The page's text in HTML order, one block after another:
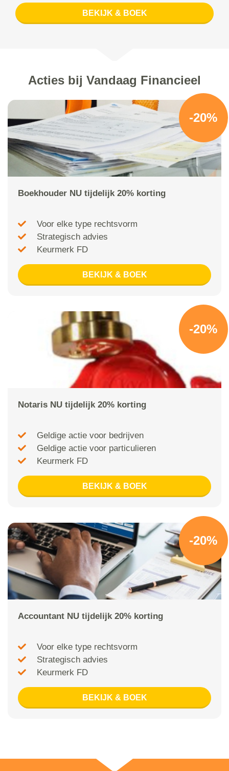
BEKIJK & BOEK
Acties bij Vandaag Financieel
-20%
Boekhouder NU tijdelijk 20% korting
Voor elke type rechtsvorm
Strategisch advies
Keurmerk FD
BEKIJK & BOEK
-20%
Notaris NU tijdelijk 20% korting
Geldige actie voor bedrijven
Geldige actie voor particulieren
Keurmerk FD
BEKIJK & BOEK
-20%
Accountant NU tijdelijk 20% korting
Voor elke type rechtsvorm
Strategisch advies
Keurmerk FD
BEKIJK & BOEK